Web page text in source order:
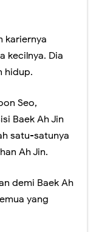
kariernya
kecilnya. Dia
hidup.
Seo,
Baek Ah Jin
satu-satunya
Ah Jin.
demi Baek Ah
yang